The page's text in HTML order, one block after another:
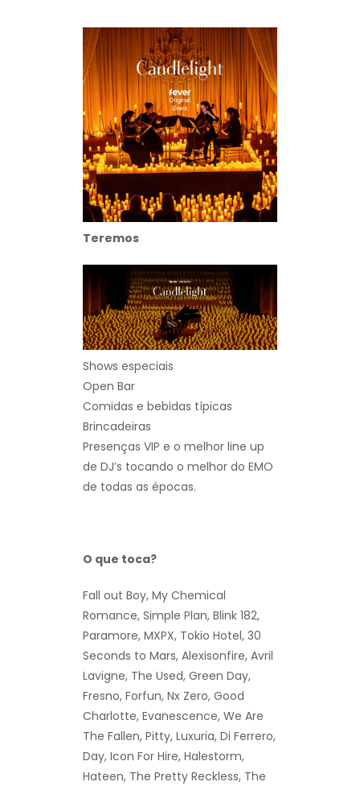
Teremos
Shows especiais
Open Bar
Comidas e bebidas típicas
Brincadeiras
Presenças VIP e o melhor line up
de DJ’s tocando o melhor do EMO
de todas as épocas.
O que toca?
Fall out Boy, My Chemical
Romance, Simple Plan, Blink 182,
Paramore, MXPX, Tokio Hotel, 30
Seconds to Mars, Alexisonfire, Avril
Lavigne, The Used, Green Day,
Fresno, Forfun, Nx Zero, Good
Charlotte, Evanescence, We Are
The Fallen, Pitty, Luxuria, Di Ferrero,
Day, Icon For Hire, Halestorm,
Hateen, The Pretty Reckless, The